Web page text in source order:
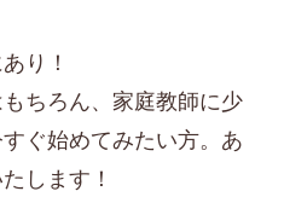
り！
ちろん、家庭教師に少
ぐ始めてみたい方。あ
します！